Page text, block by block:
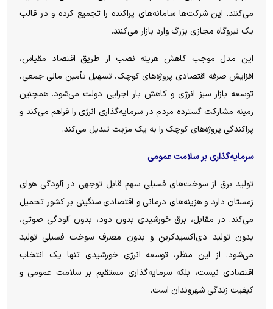
می‌کنند. این شرکت‌ها سامانه‌های پراکنده را تجمیع کرده و در قالب
یک نیروگاه مجازی بزرگ وارد بازار می‌کنند.
این مدل موجب کاهش هزینه نصب از طریق اقتصاد مقیاس،
افزایش صرفه اقتصادی پروژه‌های کوچک، تسهیل تأمین مالی جمعی،
توسعه بازار سبز انرژی و کاهش بار اجرایی دولت می‌شود. همچنین
زمینه مشارکت گسترده مردم در سرمایه‌گذاری انرژی را فراهم می‌کند و
پراکندگی پروژه‌های کوچک را به یک مزیت تبدیل می‌کند.
سرمایه‌گذاری بر سلامت عمومی
تولید برق از سوخت‌های فسیلی سهم قابل توجهی در آلودگی هوای
زمستان دارد و هزینه‌های درمانی و اقتصادی سنگینی بر کشور تحمیل
می‌کند. در مقابل، برق خورشیدی بدون دود، بدون آلودگی صوتی،
بدون تولید دی‌اکسیدکربن و بدون مصرف سوخت فسیلی تولید
می‌شود. از این منظر، توسعه انرژی خورشیدی تنها یک انتخاب
اقتصادی نیست، بلکه سرمایه‌گذاری مستقیم بر سلامت عمومی و
کیفیت زندگی شهروندان است.